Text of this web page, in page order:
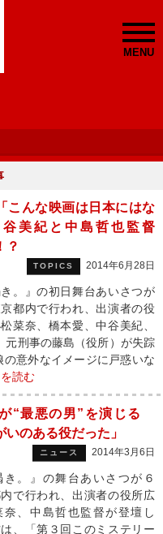
MENU
こんな映画は日本にはな
美紀と中島哲也監督
？
TOPICS 2014年6月28日
。』の初日舞台あいさつが
都内で行われ、出演者の役
菜奈、橋本愛、中谷美紀、
刑事の藤島（役所）が失踪
意外なイメージに戸惑いな
読む
“最悪の男”を演じる
いのある役だった」
ニュース 2014年3月6日
。』の舞台あいさつが６
で行われ、出演者の役所広
奈、中島哲也監督が登壇し
、「第３回このミステリー